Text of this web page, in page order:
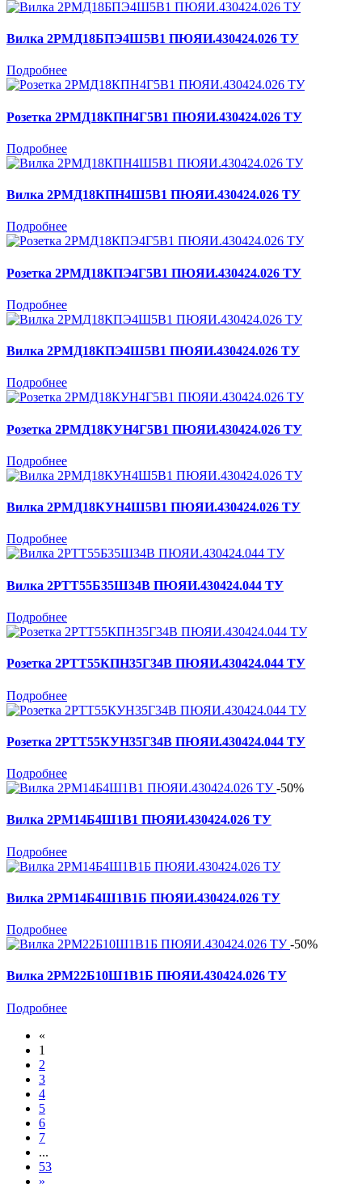
Вилка 2РМД18БПЭ4Ш5В1 ПЮЯИ.430424.026 ТУ
Подробнее
Розетка 2РМД18КПН4Г5В1 ПЮЯИ.430424.026 ТУ
Подробнее
Вилка 2РМД18КПН4Ш5В1 ПЮЯИ.430424.026 ТУ
Подробнее
Розетка 2РМД18КПЭ4Г5В1 ПЮЯИ.430424.026 ТУ
Подробнее
Вилка 2РМД18КПЭ4Ш5В1 ПЮЯИ.430424.026 ТУ
Подробнее
Розетка 2РМД18КУН4Г5В1 ПЮЯИ.430424.026 ТУ
Подробнее
Вилка 2РМД18КУН4Ш5В1 ПЮЯИ.430424.026 ТУ
Подробнее
Вилка 2РТТ55Б35Ш34В ПЮЯИ.430424.044 ТУ
Подробнее
Розетка 2РТТ55КПН35Г34В ПЮЯИ.430424.044 ТУ
Подробнее
Розетка 2РТТ55КУН35Г34В ПЮЯИ.430424.044 ТУ
Подробнее
-50%
Вилка 2РМ14Б4Ш1В1 ПЮЯИ.430424.026 ТУ
Подробнее
Вилка 2РМ14Б4Ш1В1Б ПЮЯИ.430424.026 ТУ
Подробнее
-50%
Вилка 2РМ22Б10Ш1В1Б ПЮЯИ.430424.026 ТУ
Подробнее
«
1
2
3
4
5
6
7
...
53
»